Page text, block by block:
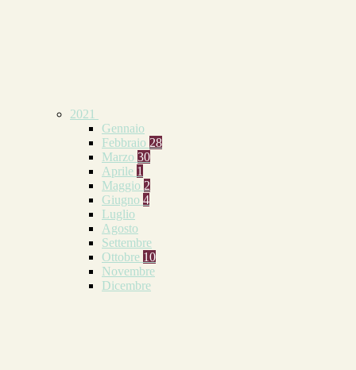
2021
Gennaio
Febbraio 28
Marzo 30
Aprile 1
Maggio 2
Giugno 4
Luglio
Agosto
Settembre
Ottobre 10
Novembre
Dicembre